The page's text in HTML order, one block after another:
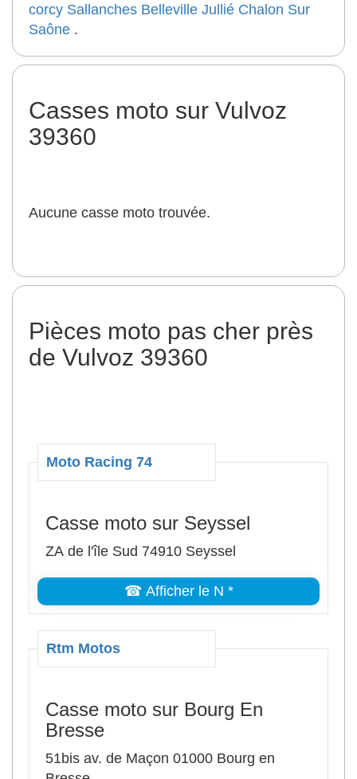
corcy Sallanches Belleville Jullié Chalon Sur
Saône .
Casses moto sur Vulvoz
39360
Aucune casse moto trouvée.
Pièces moto pas cher près
de Vulvoz 39360
Moto Racing 74
Casse moto sur Seyssel
ZA de l'île Sud 74910 Seyssel
☎ Afficher le N *
Rtm Motos
Casse moto sur Bourg En
Bresse
51bis av. de Maçon 01000 Bourg en